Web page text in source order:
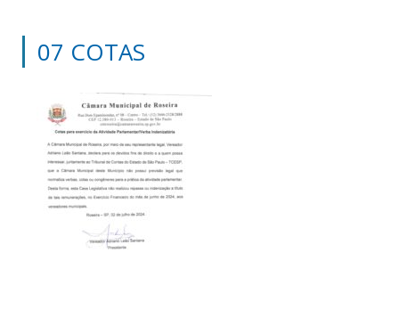
07 COTAS